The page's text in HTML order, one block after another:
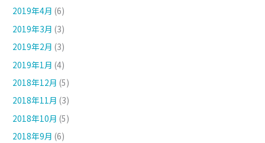
2019年4月 (6)
2019年3月 (3)
2019年2月 (3)
2019年1月 (4)
2018年12月 (5)
2018年11月 (3)
2018年10月 (5)
2018年9月 (6)